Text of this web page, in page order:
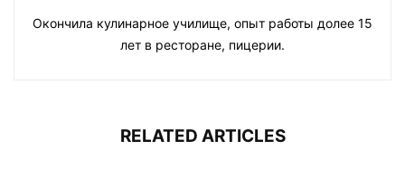
Окончила кулинарное училище, опыт работы долее 15
лет в ресторане, пицерии.
RELATED ARTICLES